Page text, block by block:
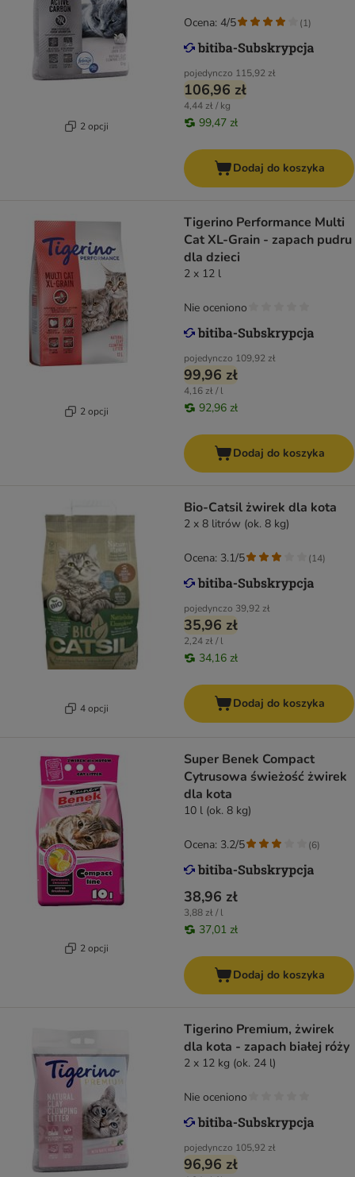
2 opcji
pojedynczo 115,92 zł
106,96 zł
4,44 zł / kg
99,47 zł
Ocena: 4/5 (1)
Dodaj do koszyka
2 opcji
Tigerino Performance Multi
Cat XL-Grain - zapach pudru
dla dzieci
2 x 12 l
pojedynczo 109,92 zł
99,96 zł
4,16 zł / l
92,96 zł
Nie oceniono
Dodaj do koszyka
4 opcji
Bio-Catsil żwirek dla kota
2 x 8 litrów (ok. 8 kg)
pojedynczo 39,92 zł
35,96 zł
2,24 zł / l
34,16 zł
Ocena: 3.1/5 (14)
Dodaj do koszyka
2 opcji
Super Benek Compact
Cytrusowa świeżość żwirek
dla kota
10 l (ok. 8 kg)
38,96 zł
3,88 zł / l
37,01 zł
Ocena: 3.2/5 (6)
Dodaj do koszyka
Tigerino Premium, żwirek
dla kota - zapach białej róży
2 x 12 kg (ok. 24 l)
pojedynczo 105,92 zł
96,96 zł
Nie oceniono